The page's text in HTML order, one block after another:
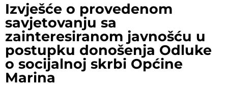
Izvješće o provedenom
savjetovanju sa
zainteresiranom javnošću u
postupku donošenja Odluke
o socijalnoj skrbi Općine
Marina